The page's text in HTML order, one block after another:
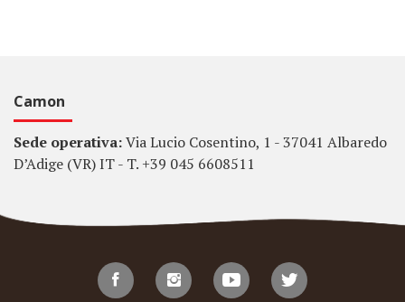
Camon
Sede operativa:Via Lucio Cosentino, 1 - 37041 Albaredo
D’Adige (VR) IT - T. +39 045 6608511